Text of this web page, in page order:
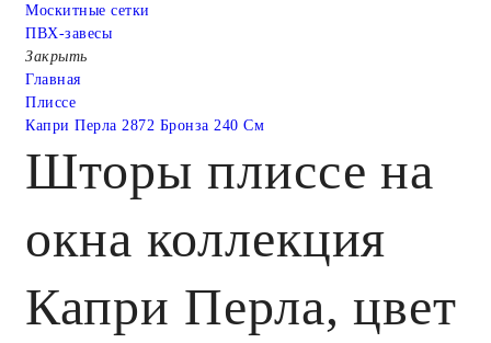
Москитные сетки
ПВХ-завесы
Закрыть
Главная
Плиссе
Капри Перла 2872 Бронза 240 См
Шторы плиссе на
окна коллекция
Капри Перла, цвет